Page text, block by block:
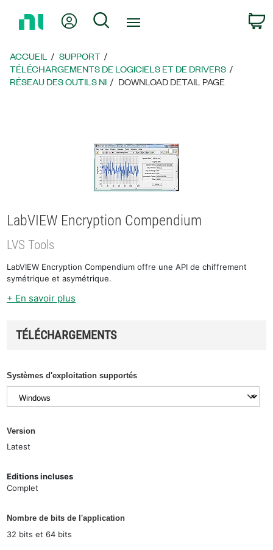
page
d’accueil
Mon compteRechercher
ACCUEIL
SUPPORT
TÉLÉCHARGEMENTS DE LOGICIELS ET DE DRIVERS
RÉSEAU DES OUTILS NI
DOWNLOAD DETAIL PAGE
LabVIEW Encryption Compendium
LVS Tools
LabVIEW Encryption Compendium offre une API de chiffrement
symétrique et asymétrique.
+ En savoir plus
TÉLÉCHARGEMENTS
Systèmes d'exploitation supportés
Version
Latest
Editions incluses
Complet
Nombre de bits de l'application
32 bits et 64 bits